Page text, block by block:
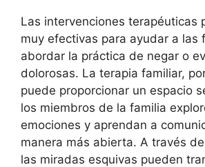
Las intervenciones terapéuticas
muy efectivas para ayudar a las
abordar la práctica de negar o
dolorosas. La terapia familiar,
puede proporcionar un espacio
los miembros de la familia
emociones y aprendan a
manera más abierta. A través
las miradas esquivas pueden